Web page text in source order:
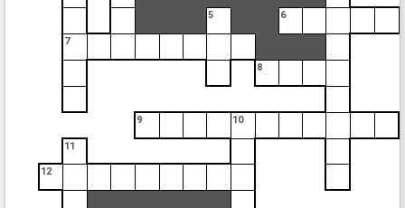
5 6
7
8
9 10
11
12